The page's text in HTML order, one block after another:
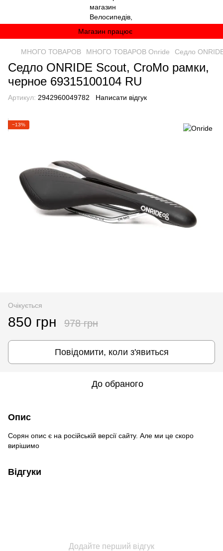
Магазин працює
МНОГО ТОВАРОВ МНОГО ТОВАРОВ Onride Седло
Седло ONRIDE Scout, CroMo рамки,
черное 69315100104 RU
Артикул: 2942960049782 Написати відгук
−13%
Очікується
850 грн 978 грн
Повідомити, коли з'явиться
До обраного
Опис
Сорян опис є на російській версії сайту. Але ми це скоро
вирішимо
Відгуки
Додайте перший відгук